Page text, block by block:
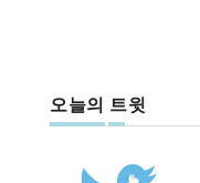
오늘의 트윗